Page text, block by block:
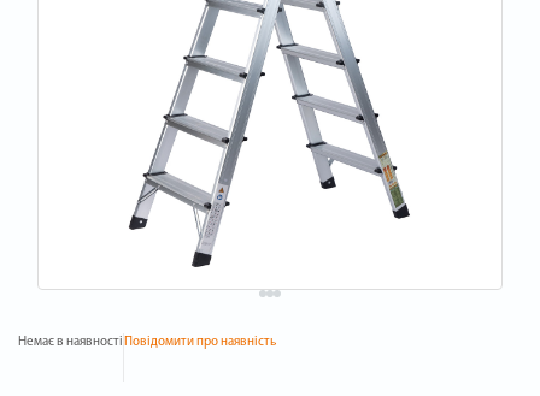
Немає в наявності Повідомити про наявність